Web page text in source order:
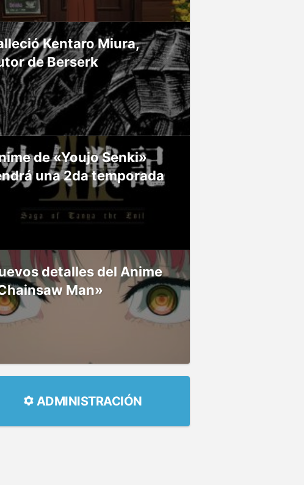
Kentaro Miura,
de Berserk
de «Youjo Senki»
una 2da temporada
detalles del Anime
Man»
ADMINISTRACIÓN